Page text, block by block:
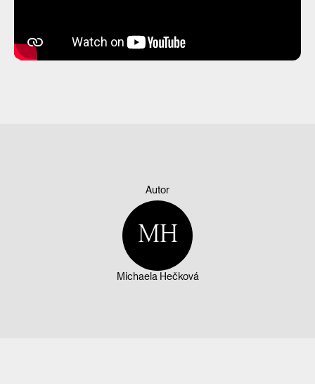
Autor
MH
Michaela Hečková